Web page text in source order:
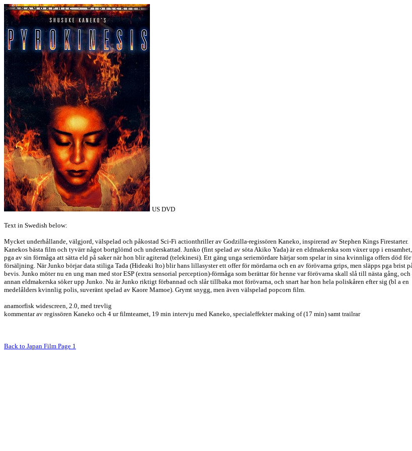
US DVD
Text in Swedish below:
Mycket underhållande, välgjord, välspelad och påkostad Sci-Fi actionthriller av Godzilla-regissören Kaneko, inspirerad av Stephen Kings Firestarter.
Kanekos bästa film och tyvärr något bortglömd och underskattad. Junko (fint spelad av söta Akiko Yada) är en eldmakerska som växer upp i ensamhet,
pga av sin förmåga att sätta eld på saker när hon blir agiterad (telekinesi). Ett gäng unga seriemördare härjar som spelar in sina kvinnliga offers död för
försäljning. När Junko börjar data stiliga Tada (Hideaki Ito) blir hans lillasyster ett offer för mördarna och en av förövarna grips, men släpps pga brist
bevis. Junko möter nu en ung man med stor ESP (extra sensorial perception)-förmåga som berättar för henne var förövarna skall slå till nästa gång, och
annan eldmakerska söker upp Junko. Nu är Junko riktigt förbannad och slår tillbaka mot förövarna, och snart har hon hela poliskåren efter sig (bl a en
medelålders kvinnlig polis, suveränt spelad av Kaore Mamoe). Grymt snygg, men även välspelad popcorn film.
anamorfisk widescreen, 2.0, med trevlig
kommentar av regissören Kaneko och 4 ur filmteamet, 19 min intervju med Kaneko, specialeffekter making of (17 min) samt trailrar
Back to Japan Film Page 1